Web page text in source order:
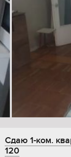
Сдаю 1-ком.
120